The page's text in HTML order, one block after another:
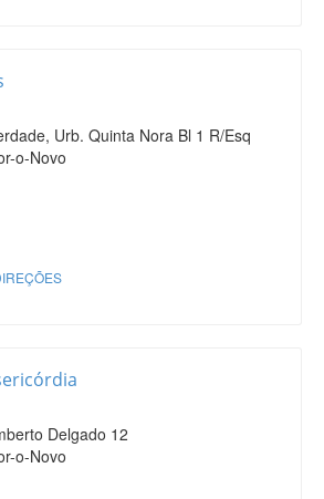
Urb. Quinta Nora Bl 1 R/Esq
o-Novo
Delgado 12
o-Novo